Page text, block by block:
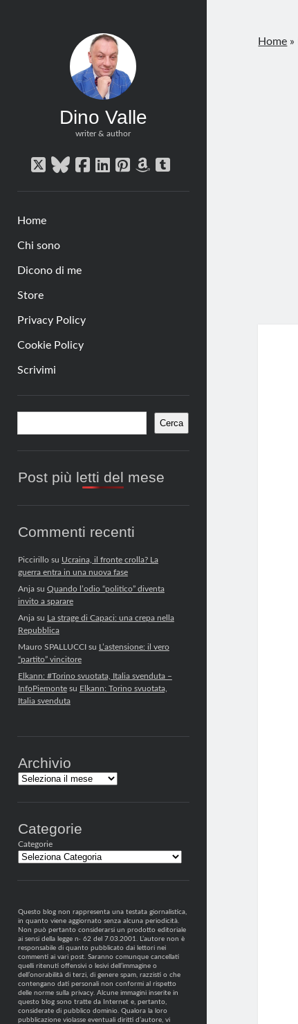
Dino Valle
writer & author
twitterbluesky
facebook
linkedin
pinterest
amazon
tumblr
Home
Chi sono
Dicono di me
Store
Privacy Policy
Cookie Policy
Scrivimi
Barra
laterale
Cerca
Post più letti del mese
Commenti recenti
Piccirillosu Ucraina, il fronte crolla? La
guerra entra in una nuova fase
Anjasu Quando l’odio “politico” diventa
invito a sparare
Anjasu La strage di Capaci: una crepa nella
Repubblica
Mauro SPALLUCCIsu L’astensione: il vero
“partito” vincitore
Elkann: #Torino svuotata, Italia svenduta –
InfoPiemontesu Elkann: Torino svuotata,
Italia svenduta
Archivio
Archivi
Categorie
Categorie
Questo blog non rappresenta una testata giornalistica,
in quanto viene aggiornato senza alcuna periodicità.
Non può pertanto considerarsi un prodotto editoriale
ai sensi della legge n· 62 del 7.03.2001. L’autore non è
responsabile di quanto pubblicato dai lettori nei
commenti ai vari post. Saranno comunque cancellati
quelli ritenuti offensivi o lesivi dell’immagine o
dell’onorabilità di terzi, di genere spam, razzisti o che
contengano dati personali non conformi al rispetto
delle norme sulla privacy. Alcune immagini inserite in
questo blog sono tratte da Internet e, pertanto,
considerate di pubblico dominio. Qualora la loro
pubblicazione violasse eventuali diritti d’autore, vi
Home »